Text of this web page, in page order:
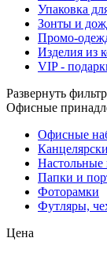
Упаковка
Зонты и
Промо-
Изделия из
VIP -
Развернуть фильтр
Офисные
Офисные
Папки и
Фоторамки
Футляры,
Цена